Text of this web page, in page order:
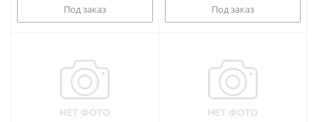
Под заказ Под заказ